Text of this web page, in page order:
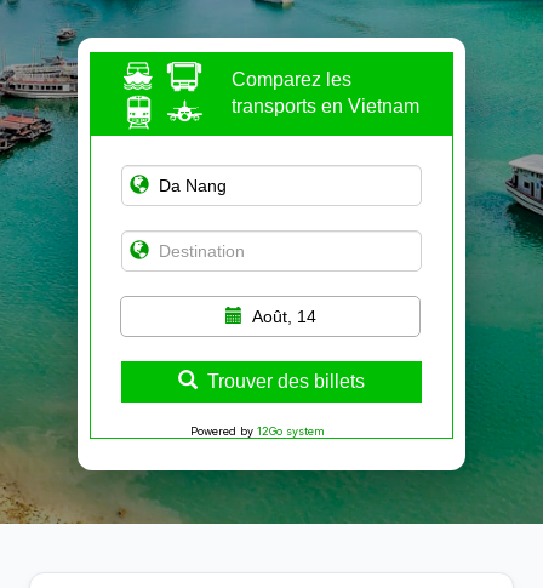
Comparez les
transports en Vietnam
Août, 14
Trouver des billets
Powered by 12Go system